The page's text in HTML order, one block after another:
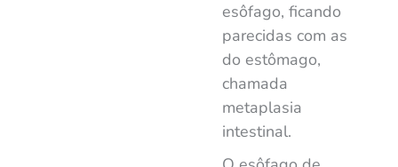
esôfago, ficando
parecidas com as
do estômago,
chamada
metaplasia
intestinal.